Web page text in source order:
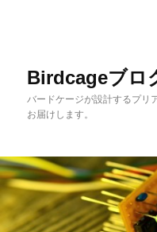
へ
移
動
移
動
Birdcageブロ
バードケージが設計するプリ
お届けします。